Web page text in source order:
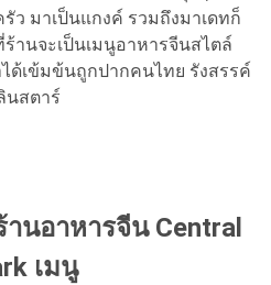
ว มาเป็นแกงค์ รวมถึงมาเดทก็
านจะเป็นเมนูอาหารจีนสไตล์
ด้เข้มข้นถูกปากคนไทย รังสรรค์
นสตาร์
านอาหารจีน Central
เมนู